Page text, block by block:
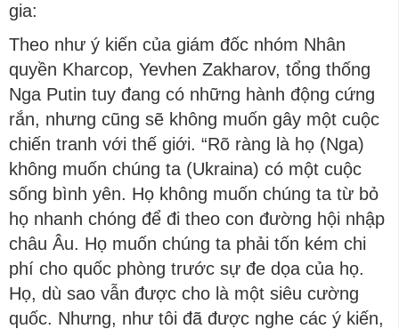
gia:
Theo như ý kiến của giám đốc nhóm Nhân
quyền Kharcop, Yevhen Zakharov, tổng thống
Nga Putin tuy đang có những hành động cứng
rắn, nhưng cũng sẽ không muốn gây một cuộc
chiến tranh với thế giới. “Rõ ràng là họ (Nga)
không muốn chúng ta (Ukraina) có một cuộc
sống bình yên. Họ không muốn chúng ta từ bỏ
họ nhanh chóng để đi theo con đường hội nhập
châu Âu. Họ muốn chúng ta phải tốn kém chi
phí cho quốc phòng trước sự đe dọa của họ.
Họ, dù sao vẫn được cho là một siêu cường
quốc. Nhưng, như tôi đã được nghe các ý kiến,